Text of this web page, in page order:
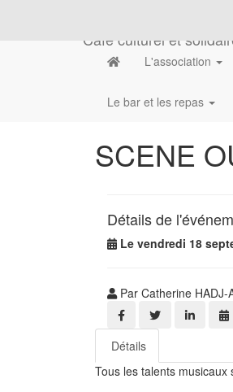
Café culturel et
L'association
Le bar et les repas
SCENE
Détails de
Le vendredi 18
Par Catherine HADJ-
Détails
Tous les talents